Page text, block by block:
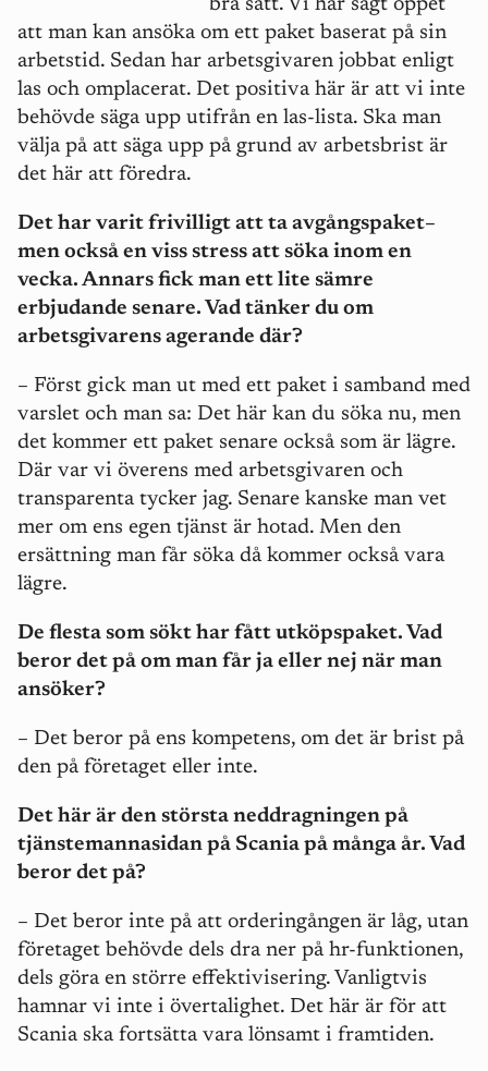
bra sätt. Vi har sagt öppet
att man kan ansöka om ett paket baserat på sin
arbetstid. Sedan har arbetsgivaren jobbat enligt
las och omplacerat. Det positiva här är att vi inte
behövde säga upp utifrån en las-lista. Ska man
välja på att säga upp på grund av arbetsbrist är
det här att föredra.
Det har varit frivilligt att ta avgångspaket–
men också en viss stress att söka inom en
vecka. Annars fick man ett lite sämre
erbjudande senare. Vad tänker du om
arbetsgivarens agerande där?
– Först gick man ut med ett paket i samband med
varslet och man sa: Det här kan du söka nu, men
det kommer ett paket senare också som är lägre.
Där var vi överens med arbetsgivaren och
transparenta tycker jag. Senare kanske man vet
mer om ens egen tjänst är hotad. Men den
ersättning man får söka då kommer också vara
lägre.
De flesta som sökt har fått utköpspaket. Vad
beror det på om man får ja eller nej när man
ansöker?
– Det beror på ens kompetens, om det är brist på
den på företaget eller inte.
Det här är den största neddragningen på
tjänstemannasidan på Scania på många år. Vad
beror det på?
– Det beror inte på att orderingången är låg, utan
företaget behövde dels dra ner på hr-funktionen,
dels göra en större effektivisering. Vanligtvis
hamnar vi inte i övertalighet. Det här är för att
Scania ska fortsätta vara lönsamt i framtiden.